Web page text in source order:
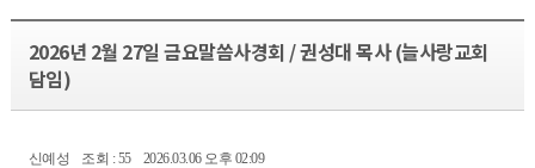
2026년 2월 27일 금요말씀사경회 / 권성대 목사 (늘사랑교회
담임)
신예성 조회 : 55 2026.03.06 오후 02:09